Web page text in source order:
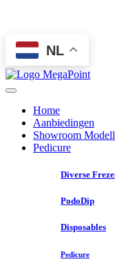
NL
Home
Aanbiedingen
Showroom
Pedicure
Diverse
PodoDip
Disposables
Pedicure